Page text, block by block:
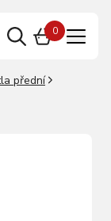
0
přední